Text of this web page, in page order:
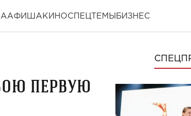
АФИША КИНОСПЕЦТЕМЫ БИЗНЕС
первую